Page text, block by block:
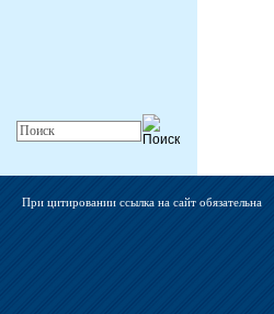
При цитировании ссылка на сайт обязательна